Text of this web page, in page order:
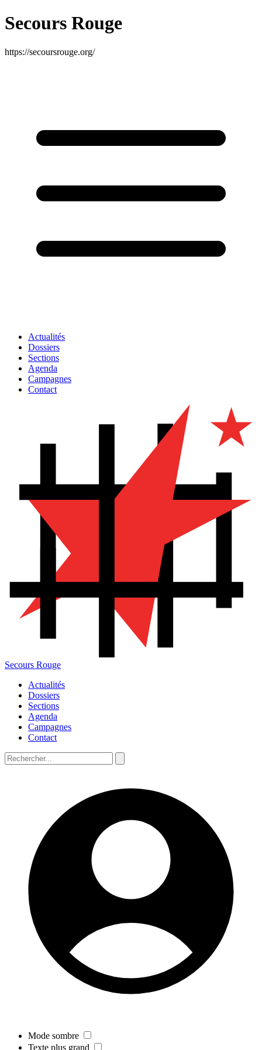
Secours Rouge
https://secoursrouge.org/
Actualités
Dossiers
Sections
Agenda
Campagnes
Contact
Secours Rouge
Actualités
Dossiers
Sections
Agenda
Campagnes
Contact
Mode sombre
Texte plus grand